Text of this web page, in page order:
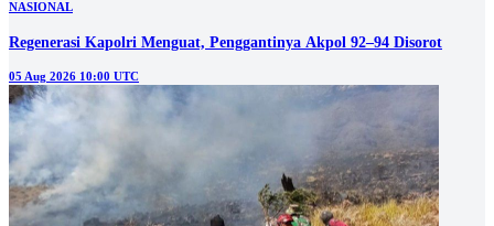
NASIONAL
Regenerasi Kapolri Menguat, Penggantinya Akpol 92–94 Disorot
05 Aug 2026 10:00 UTC